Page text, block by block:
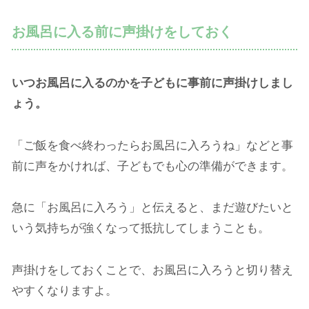
お風呂に入る前に声掛けをしておく
いつお風呂に入るのかを子どもに事前に声掛けしまし
ょう。
「ご飯を食べ終わったらお風呂に入ろうね」などと事
前に声をかければ、子どもでも心の準備ができます。
急に「お風呂に入ろう」と伝えると、まだ遊びたいと
いう気持ちが強くなって抵抗してしまうことも。
声掛けをしておくことで、お風呂に入ろうと切り替え
やすくなりますよ。